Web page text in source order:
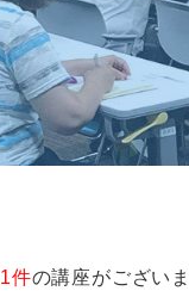
1件の講座がございま